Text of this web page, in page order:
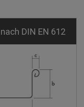
DIN EN 612